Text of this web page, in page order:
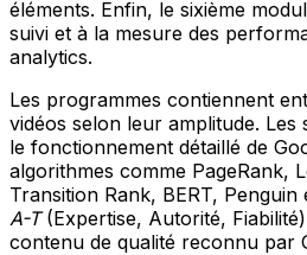
éléments. Enfin, le sixième
suivi et à la mesure des
analytics.
Les programmes contiennent
vidéos selon leur amplitude.
le fonctionnement détaillé de
algorithmes comme PageRank,
Transition Rank, BERT,
A-T(Expertise, Autorité,
contenu de qualité reconnu par